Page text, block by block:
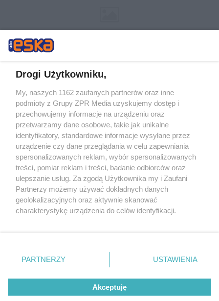
Żaden utwór zamieszczony w serwisie nie może być powielany i
rozpowszechniany lub dalej rozpowszechniany w jakikolwiek sposób (w
tym także elektroniczny lub mechaniczny) na jakimkolwiek polu
eksploatacji w jakiejkolwiek formie, włącznie z umieszczaniem w
Internecie bez pisemnej zgody właściciela praw. Jakiekolwiek użycie lub
wykorzystanie utworów w całości lub w części z naruszeniem prawa,
tzn. bez właściwej zgody, jest zabronione pod groźbą kary i może być
ścigane prawnie.
© 2026 Grupa ZPR Media
Drogi Użytkowniku,
My, naszych 1162 zaufanych partnerów oraz inne
podmioty z Grupy ZPR Media uzyskujemy dostęp i
przechowujemy informacje na urządzeniu oraz
przetwarzamy dane osobowe, takie jak unikalne
identyfikatory, standardowe informacje wysyłane przez
urządzenie czy dane przeglądania w celu zapewniania
spersonalizowanych reklam, wybór spersonalizowanych
treści, pomiar reklam i treści, badanie odbiorców oraz
ulepszanie usług. Za zgodą Użytkownika my i Zaufani
Partnerzy możemy używać dokładnych danych
geolokalizacyjnych oraz aktywnie skanować
charakterystykę urządzenia do celów identyfikacji.
zmienić/wycofać klikając przycisk ustawień prywatności
znajdujący się w lewym dolnym rogu strony
rodzaje przetwarzania danych nie wymagają zgody
użytkownika, ale masz prawo sprzeciwić się takiemu
przetwarzaniu. Preferencje będą miały zastosowanie tylko
PARTNERZY USTAWIENIA
Akceptuję